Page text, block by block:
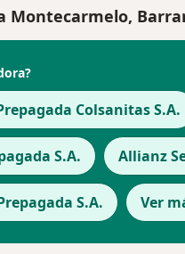
Montecarmelo,
Colsanitas S.A.
S.A. Allianz
S.A. Ver